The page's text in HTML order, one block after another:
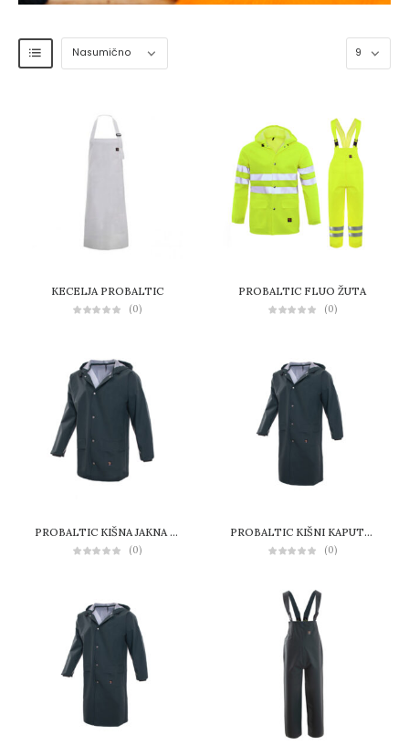
KECELJA PROBALTIC
(0)
PROBALTIC FLUO ŽUTA
(0)
PROBALTIC KIŠNA JAKNA – ZELENA
(0)
PROBALTIC KIŠNI KAPUT ZELENI
(0)